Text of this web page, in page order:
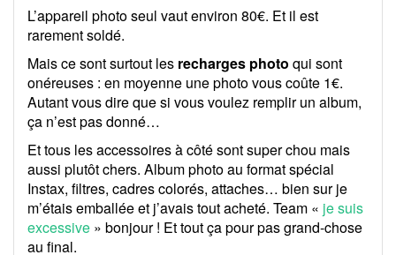
L’appareil photo seul vaut environ 80€. Et il est
rarement soldé.
Mais ce sont surtout les recharges photo qui sont
onéreuses : en moyenne une photo vous coûte 1€.
Autant vous dire que si vous voulez remplir un album,
ça n’est pas donné…
Et tous les accessoires à côté sont super chou mais
aussi plutôt chers. Album photo au format spécial
Instax, filtres, cadres colorés, attaches… bien sur je
m’étais emballée et j’avais tout acheté. Team « je suis
excessive » bonjour ! Et tout ça pour pas grand-chose
au final.